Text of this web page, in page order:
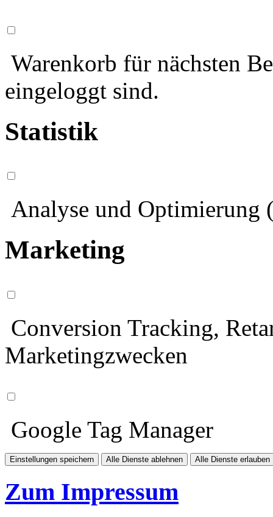
Warenkorb für nächsten
eingeloggt sind.
Statistik
Analyse und Optimierung
Marketing
Conversion Tracking,
Marketingzwecken
Google Tag Manager
Einstellungen speichern Alle Dienste ablehnen Alle Dienste erlauben
Zum Impressum